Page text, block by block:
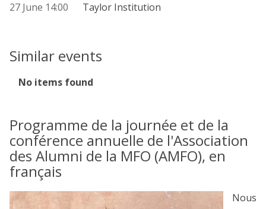
27 June 14:00 Taylor Institution
Similar events
The
updated
No items found
Programme de la journée et de la
conférence annuelle de l'Association
des Alumni de la MFO (AMFO), en
français
Nous